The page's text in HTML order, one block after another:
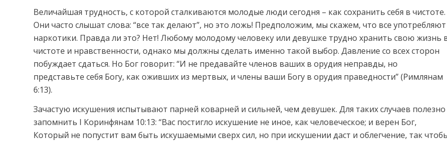
Величайшая трудность, с которой сталкиваются молодые люди сегодня – как сохранить себя в чистоте.
Они часто слышат слова: “все так делают”, но это ложь! Предположим, мы скажем, что все употребляют
наркотики. Правда ли это? Нет! Любому молодому человеку или девушке трудно хранить свою жизнь
чистоте и нравственности, однако мы должны сделать именно такой выбор. Давление со всех сторон
побуждает сдаться. Но Бог говорит: “И не предавайте членов ваших в орудия неправды, но
представьте себя Богу, как оживших из мертвых, и члены ваши Богу в орудия праведности” (Римлянам
6:13).
Зачастую искушения испытывают парней коварней и сильней, чем девушек. Для таких случаев полезно
запомнить I Коринфянам 10:13: “Вас постигло искушение не иное, как человеческое; и верен Бог,
Который не попустит вам быть искушаемыми сверх сил, но при искушении даст и облегчение, так